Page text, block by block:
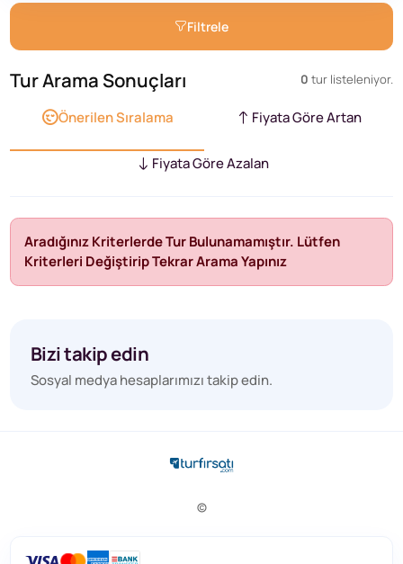
Filtrele
Tur Arama Sonuçları 0 tur listeleniyor.
Önerilen Sıralama Fiyata Göre Artan
Fiyata Göre Azalan
Aradığınız Kriterlerde Tur Bulunamamıştır. Lütfen
Kriterleri Değiştirip Tekrar Arama Yapınız
Bizi takip edin
Sosyal medya hesaplarımızı takip edin.
©